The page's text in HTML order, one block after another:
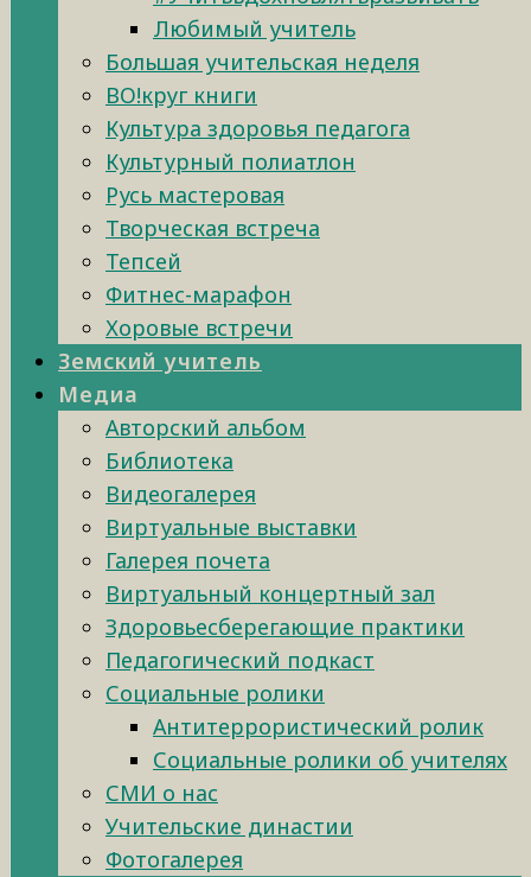
Любимый учитель
Большая учительская неделя
ВО!круг книги
Культура здоровья педагога
Культурный полиатлон
Русь мастеровая
Творческая встреча
Тепсей
Фитнес-марафон
Хоровые встречи
Земский учитель
Медиа
Авторский альбом
Библиотека
Видеогалерея
Виртуальные выставки
Галерея почета
Виртуальный концертный зал
Здоровьесберегающие практики
Педагогический подкаст
Социальные ролики
Антитеррористический ролик
Социальные ролики об учителях
СМИ о нас
Учительские династии
Фотогалерея